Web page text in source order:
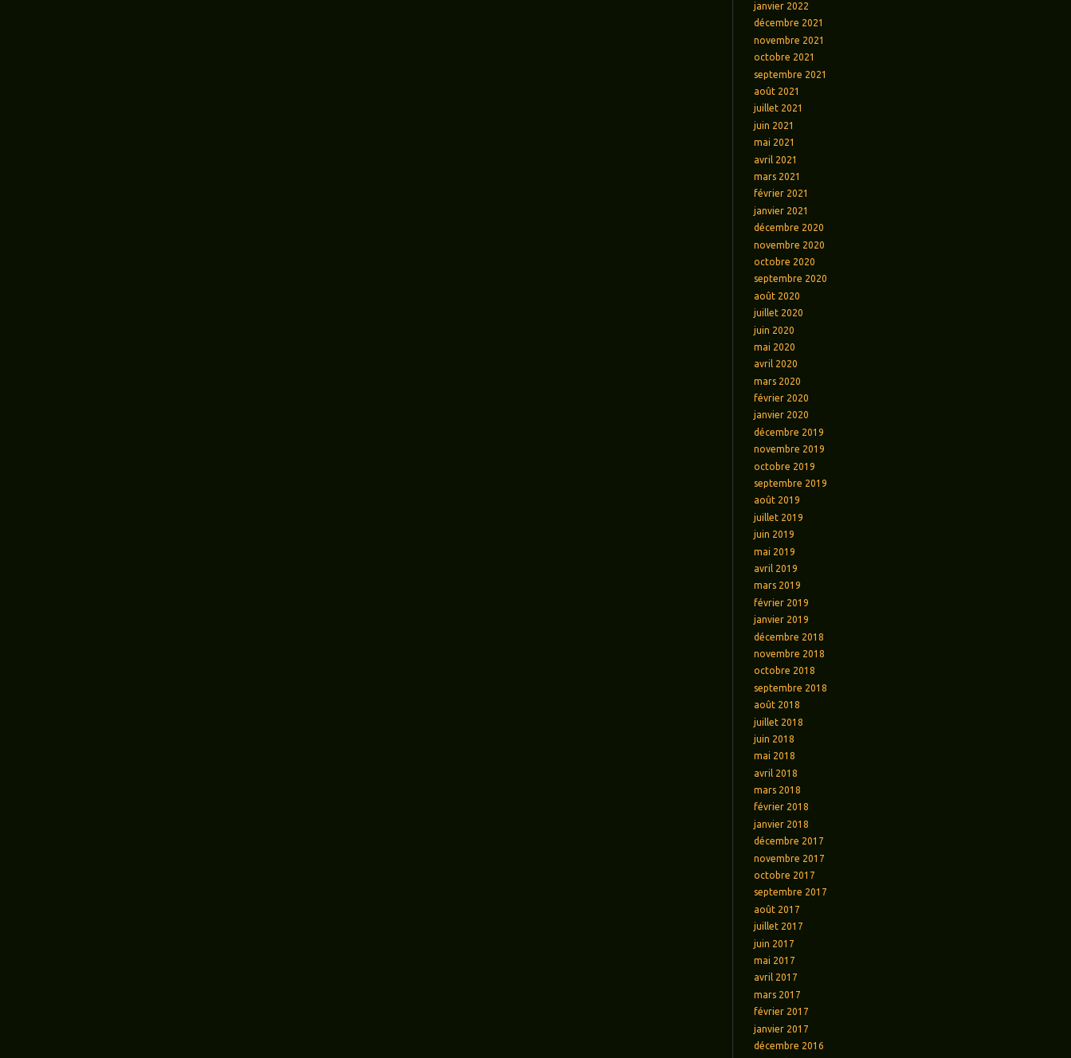
janvier 2022
décembre 2021
novembre 2021
octobre 2021
septembre 2021
août 2021
juillet 2021
juin 2021
mai 2021
avril 2021
mars 2021
février 2021
janvier 2021
décembre 2020
novembre 2020
octobre 2020
septembre 2020
août 2020
juillet 2020
juin 2020
mai 2020
avril 2020
mars 2020
février 2020
janvier 2020
décembre 2019
novembre 2019
octobre 2019
septembre 2019
août 2019
juillet 2019
juin 2019
mai 2019
avril 2019
mars 2019
février 2019
janvier 2019
décembre 2018
novembre 2018
octobre 2018
septembre 2018
août 2018
juillet 2018
juin 2018
mai 2018
avril 2018
mars 2018
février 2018
janvier 2018
décembre 2017
novembre 2017
octobre 2017
septembre 2017
août 2017
juillet 2017
juin 2017
mai 2017
avril 2017
mars 2017
février 2017
janvier 2017
décembre 2016